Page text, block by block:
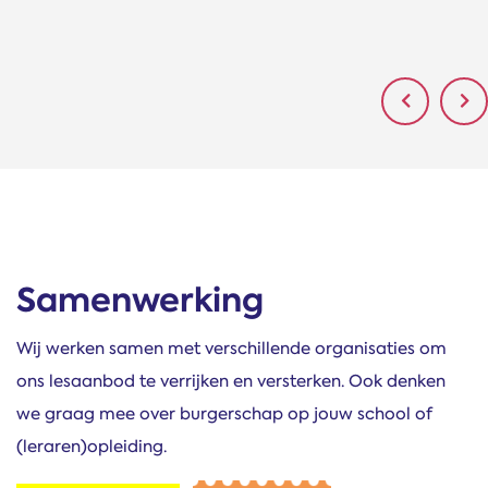
previous
Samenwerking
Wij werken samen met verschillende organisaties om
ons lesaanbod te verrijken en versterken. Ook denken
we graag mee over burgerschap op jouw school of
(leraren)opleiding.